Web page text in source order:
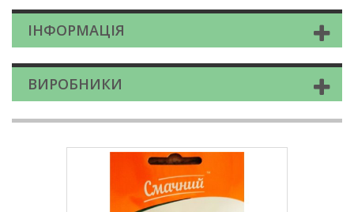
ІНФОРМАЦІЯ
ВИРОБНИКИ